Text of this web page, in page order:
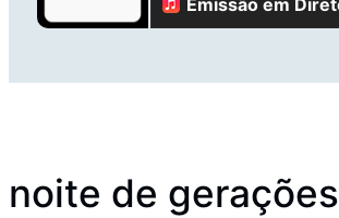
noite de gerações